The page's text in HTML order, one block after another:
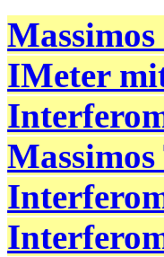
IMeter